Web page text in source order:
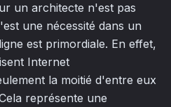
un architecte n'est pas
une nécessité dans un
est primordiale. En effet,
Internet
la moitié d'entre eux
représente une